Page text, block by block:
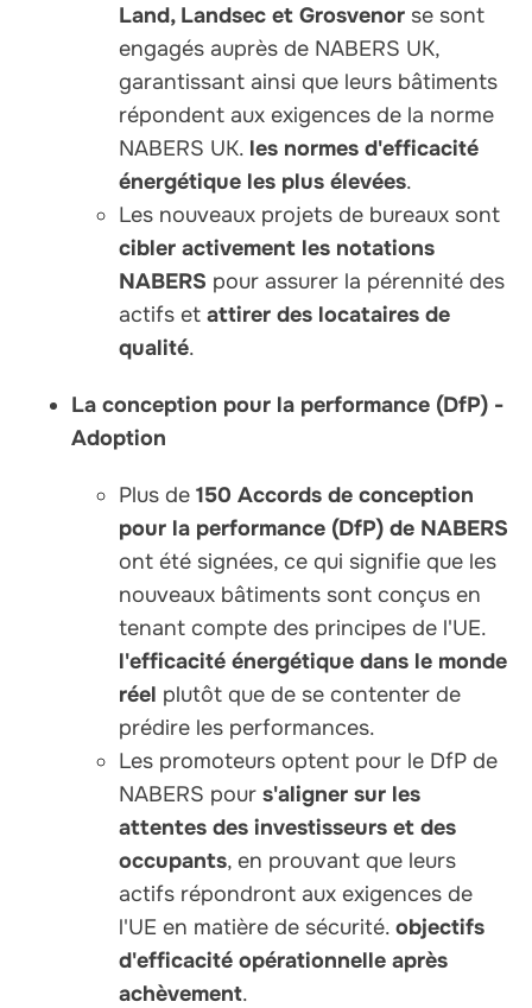
Land, Landsec et Grosvenor se sont
engagés auprès de NABERS UK,
garantissant ainsi que leurs bâtiments
répondent aux exigences de la norme
NABERS UK. les normes d'efficacité
énergétique les plus élevées.
Les nouveaux projets de bureaux sont
cibler activement les notations
NABERS pour assurer la pérennité des
actifs et attirer des locataires de
qualité.
La conception pour la performance (DfP) -
Adoption
Plus de 150 Accords de conception
pour la performance (DfP) de NABERS
ont été signées, ce qui signifie que les
nouveaux bâtiments sont conçus en
tenant compte des principes de l'UE.
l'efficacité énergétique dans le monde
réel plutôt que de se contenter de
prédire les performances.
Les promoteurs optent pour le DfP de
NABERS pour s'aligner sur les
attentes des investisseurs et des
occupants, en prouvant que leurs
actifs répondront aux exigences de
l'UE en matière de sécurité. objectifs
d'efficacité opérationnelle après
achèvement.